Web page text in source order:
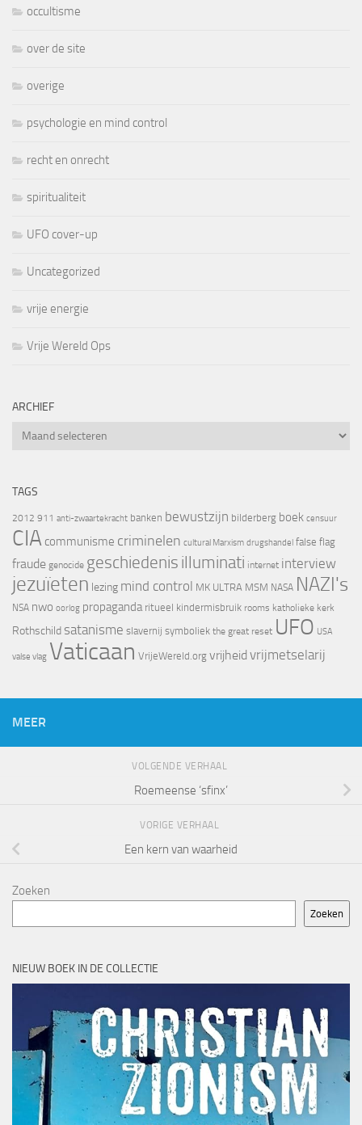
occultisme
over de site
overige
psychologie en mind control
recht en onrecht
spiritualiteit
UFO cover-up
Uncategorized
vrije energie
Vrije Wereld Ops
ARCHIEF
Archief
TAGS
2012 911 anti-zwaartekracht banken bewustzijn bilderberg boek censuur
CIA communisme criminelen cultural Marxism drugshandel false flag
fraude genocide geschiedenis illuminati internet interview
jezuïeten lezing mind control MK ULTRA MSM NASA NAZI's
NSA nwo oorlog propaganda ritueel kindermisbruik rooms katholieke kerk
Rothschild satanisme slavernij symboliek the great reset UFO USA
valse vlag Vaticaan VrijeWereld.org vrijheid vrijmetselarij
MEER
VOLGENDE VERHAAL
Roemeense ‘sfinx’
VORIGE VERHAAL
Een kern van waarheid
Zoeken
Zoeken
NIEUW BOEK IN DE COLLECTIE